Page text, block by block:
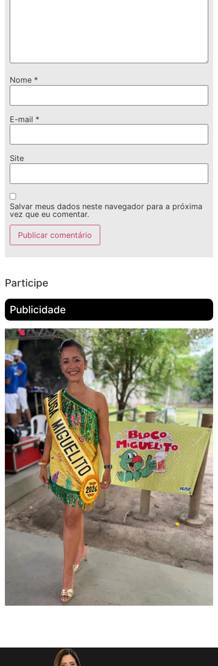
Nome *
E-mail *
Site
Salvar meus dados neste navegador para a próxima
vez que eu comentar.
Participe
Publicidade